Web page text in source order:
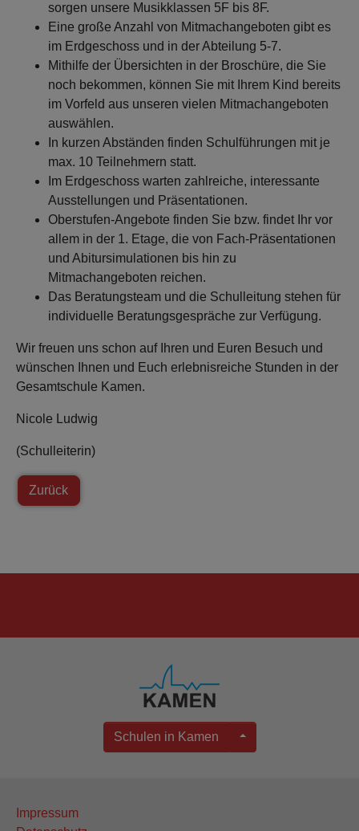
sorgen unsere Musikklassen 5F bis 8F.
Eine große Anzahl von Mitmachangeboten gibt es
im Erdgeschoss und in der Abteilung 5-7.
Mithilfe der Übersichten in der Broschüre, die Sie
noch bekommen, können Sie mit Ihrem Kind bereits
im Vorfeld aus unseren vielen Mitmachangeboten
auswählen.
In kurzen Abständen finden Schulführungen mit je
max. 10 Teilnehmern statt.
Im Erdgeschoss warten zahlreiche, interessante
Ausstellungen und Präsentationen.
Oberstufen-Angebote finden Sie bzw. findet Ihr vor
allem in der 1. Etage, die von Fach-Präsentationen
und Abitursimulationen bis hin zu
Mitmachangeboten reichen.
Das Beratungsteam und die Schulleitung stehen für
individuelle Beratungsgespräche zur Verfügung.
Wir freuen uns schon auf Ihren und Euren Besuch und
wünschen Ihnen und Euch erlebnisreiche Stunden in der
Gesamtschule Kamen.
Nicole Ludwig
(Schulleiterin)
Zurück
Schulen in Kamen
Impressum